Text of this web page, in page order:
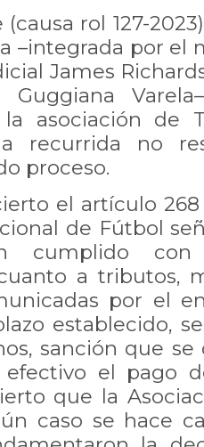
rol 127-
–integrada por el
James
Guggiana
asociación de
recurrida no
proceso.
el artículo
de Fútbol
cumplido con
a tributos,
por el
establecido,
sanción que
el pago
que la
caso se hace